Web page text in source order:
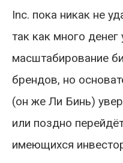
Inc. пока никак не
так как много денег
масштабирование
брендов, но
(он же Ли Бинь)
или поздно
имеющихся